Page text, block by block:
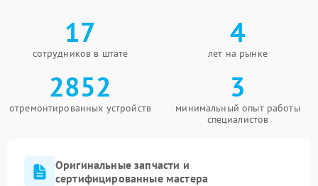
17
сотрудников в штате
4
лет на рынке
2852
отремонтированных устройств
3
минимальный опыт работы
специалистов
Оригинальные запчасти и
сертифицированные мастера